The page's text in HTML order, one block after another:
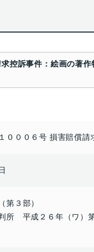
控訴事件：絵画の著作
０００６号 損害賠償請
第３部）
所 平成２６年（ワ）